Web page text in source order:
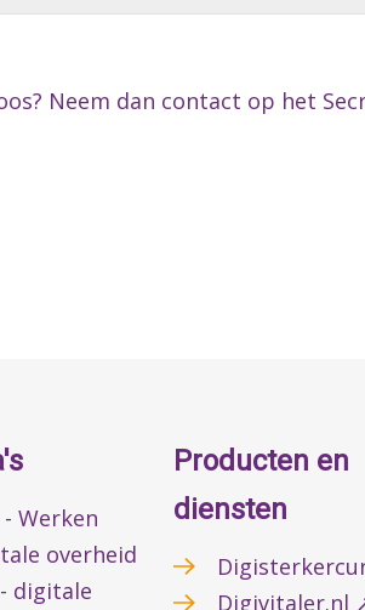
Neem dan contact op het
Werken
overheid
digitale
Producten en
diensten
Digivitaler.nl